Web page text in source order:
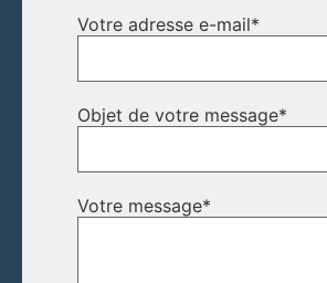
Votre adresse e-mail*
Objet de votre message*
Votre message*